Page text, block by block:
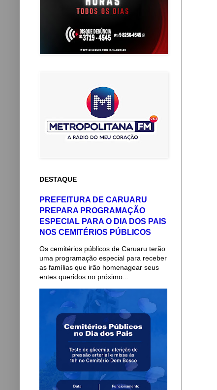
DESTAQUE
PREFEITURA DE CARUARU
PREPARA PROGRAMAÇÃO
ESPECIAL PARA O DIA DOS PAIS
NOS CEMITÉRIOS PÚBLICOS
Os cemitérios públicos de Caruaru terão
uma programação especial para receber
as famílias que irão homenagear seus
entes queridos no próximo...